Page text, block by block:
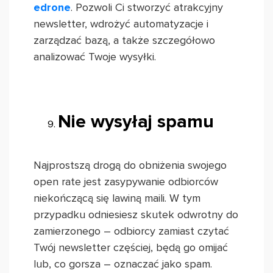
edrone. Pozwoli Ci stworzyć atrakcyjny
newsletter, wdrożyć automatyzacje i
zarządzać bazą, a także szczegółowo
analizować Twoje wysyłki.
Nie wysyłaj spamu
Najprostszą drogą do obniżenia swojego
open rate jest zasypywanie odbiorców
niekończącą się lawiną maili. W tym
przypadku odniesiesz skutek odwrotny do
zamierzonego – odbiorcy zamiast czytać
Twój newsletter częściej, będą go omijać
lub, co gorsza – oznaczać jako spam.